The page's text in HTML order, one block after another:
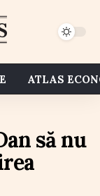
ATLAS
să nu